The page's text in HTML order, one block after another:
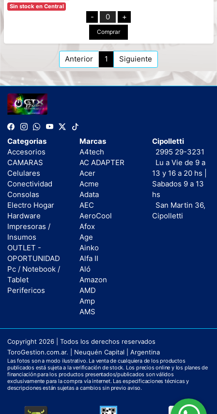
Sin stock en Central
- 0 +
Comprar
Anterior 1 Siguiente
Categorias
Accesorios
CAMARAS
Celulares
Conectividad
Consolas
Electro Hogar
Hardware
Impresoras /
Insumos
OUTLET -
OPORTUNIDAD
Pc / Notebook /
Tablet
Perifericos
Marcas
A4tech
AC ADAPTER
Acer
Acme
Adata
AEC
AeroCool
Afox
Age
Ainko
Alfa II
Aló
Amazon
AMD
Amp
AMS
Cipolletti
2995 29-3231
Lu a Vie de 9 a
13 y 16 a 20 hs |
Sabados 9 a 13
hs
San Martin 36,
Cipolletti
Copyright 2026 | Todos los derechos reservados
ToroGestion.com.ar. | Neuquén Capital | Argentina
Las fotos son a modo ilustrativo. La venta de cualquiera de los productos
publicados está sujeta a la verificación de stock. Los precios online y los planes de
financiación para los productos presentados/publicados son válidos
exclusivamente para la compra vía internet. Las especificaciones técnicas y
descripciones están sujetas a cambios sin previo aviso.